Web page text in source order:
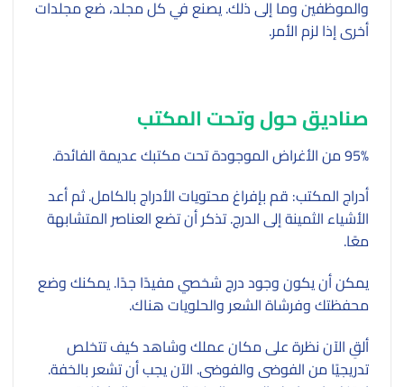
والموظفين وما إلى ذلك. يصنع في كل مجلد، ضع مجلدات
أخرى إذا لزم الأمر.
صناديق حول وتحت المكتب
95% من الأغراض الموجودة تحت مكتبك عديمة الفائدة.
أدراج المكتب: قم بإفراغ محتويات الأدراج بالكامل. ثم أعد
الأشياء الثمينة إلى الدرج. تذكر أن تضع العناصر المتشابهة
معًا.
يمكن أن يكون وجود درج شخصي مفيدًا جدًا. يمكنك وضع
محفظتك وفرشاة الشعر والحلويات هناك.
ألقِ الآن نظرة على مكان عملك وشاهد كيف تتخلص
تدريجيًا من الفوضى والفوضى. الآن يجب أن تشعر بالخفة.